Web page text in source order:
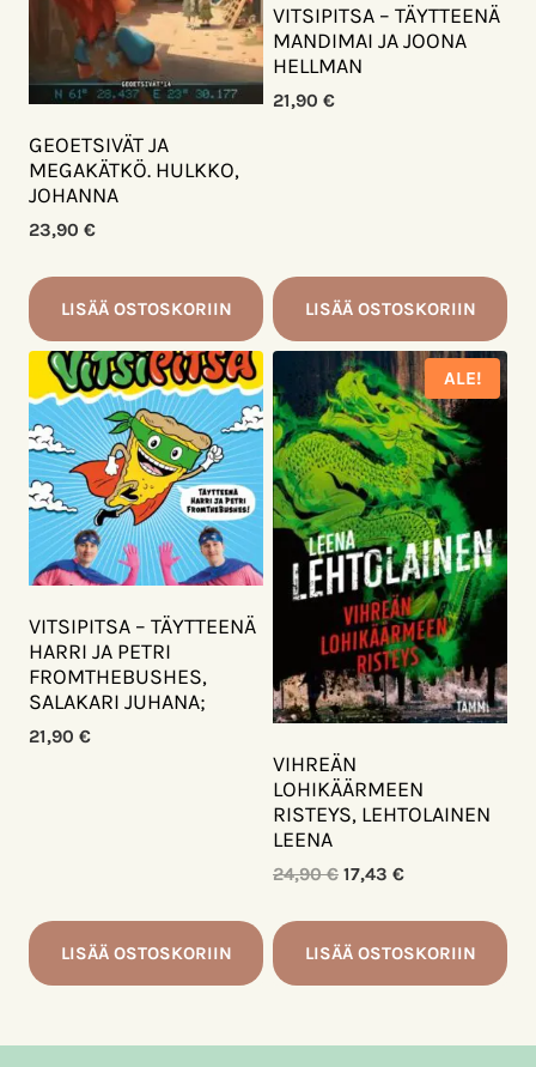
GEOETSIVÄT JA
MEGAKÄTKÖ. HULKKO,
JOHANNA
23,90 €
LISÄÄ OSTOSKORIIN
VITSIPITSA – TÄYTTEENÄ
MANDIMAI JA JOONA
HELLMAN
21,90 €
LISÄÄ OSTOSKORIIN
VITSIPITSA – TÄYTTEENÄ
HARRI JA PETRI
FROMTHEBUSHES,
SALAKARI JUHANA;
21,90 €
LISÄÄ OSTOSKORIIN
ALE!
VIHREÄN
LOHIKÄÄRMEEN
RISTEYS, LEHTOLAINEN
LEENA
24,90€ Alkuperäinen
oli:
24,90 €.
17,43 €Nykyinen
on:
17,43 €.
LISÄÄ OSTOSKORIIN